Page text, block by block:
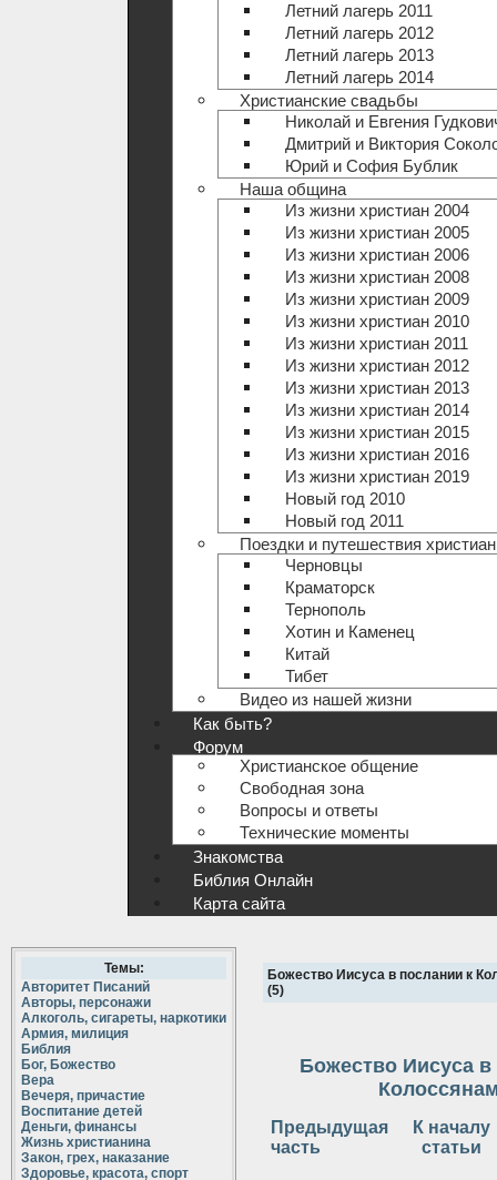
Летний лагерь 2011
Летний лагерь 2012
Летний лагерь 2013
Летний лагерь 2014
Христианские свадьбы
Николай и Евгения
Дмитрий и Виктория
Юрий и София Бублик
Наша община
Из жизни христиан 2004
Из жизни христиан 2005
Из жизни христиан 2006
Из жизни христиан 2008
Из жизни христиан 2009
Из жизни христиан 2010
Из жизни христиан 2011
Из жизни христиан 2012
Из жизни христиан 2013
Из жизни христиан 2014
Из жизни христиан 2015
Из жизни христиан 2016
Из жизни христиан 2019
Новый год 2010
Новый год 2011
Поездки и путешествия христиан
Черновцы
Краматорск
Тернополь
Хотин и Каменец
Китай
Тибет
Видео из нашей жизни
Как быть?
Форум
Христианское общение
Свободная зона
Вопросы и ответы
Технические моменты
Знакомства
Библия Онлайн
Карта сайта
Темы:
Авторитет Писаний
Авторы, персонажи
Алкоголь, сигареты, наркотики
Армия, милиция
Библия
Бог, Божество
Вера
Вечеря, причастие
Воспитание детей
Деньги, финансы
Жизнь христианина
Закон, грех, наказание
Здоровье, красота, спорт
Божество Иисуса в послании к
(5)
Божество Иисуса в
Предыдущая
часть
К началу
статьи